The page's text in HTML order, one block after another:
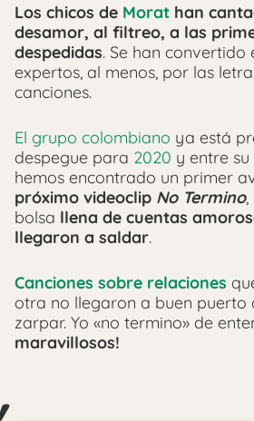
Los chicos de Morat han
desamor, al filtreo, a las
despedidas. Se han convertido
expertos, al menos, por las
canciones.
El grupo colombiano ya está
despegue para 2020 y entre
hemos encontrado un primer
próximo videoclip No Termino,
bolsa llena de cuentas
llegaron a saldar.
Canciones sobre relaciones
otra no llegaron a buen puerto
zarpar. Yo «no termino» de
maravillosos!